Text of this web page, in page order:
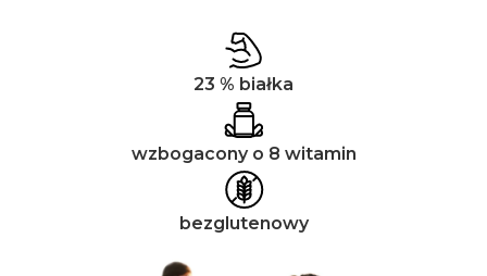
23 % białka
wzbogacony o 8 witamin
bezglutenowy